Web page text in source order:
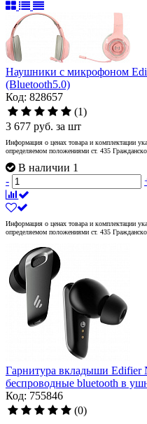
Наушники с микрофоном
(Bluetooth5.0)
Код: 828657
(1)
3 677 руб. за шт
Информация о ценах товара и комплектации
определяемом положениями ст. 435
В наличии 1
-
Информация о ценах товара и комплектации
определяемом положениями ст. 435
Гарнитура вкладыши Edifier
беспроводные bluetooth в
Код: 755846
(0)